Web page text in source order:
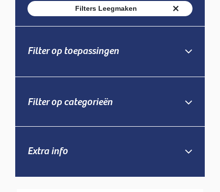
Filters Leegmaken
Filter op toepassingen
Filter op categorieën
Extra info